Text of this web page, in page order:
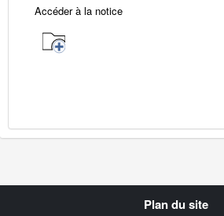
Accéder à la notice
Plan du site